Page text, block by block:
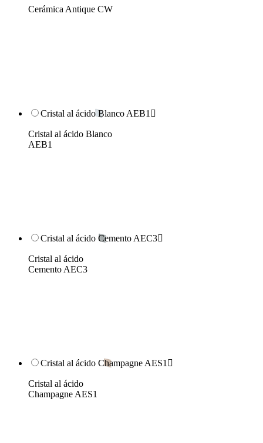
Cerámica Antique CW
Cristal al ácido Blanco AEB1 
Cristal al ácido Blanco
AEB1
Cristal al ácido Cemento AEC3
Cristal al ácido
Cemento AEC3
Cristal al ácido Champagne AES1 
Cristal al ácido
Champagne AES1